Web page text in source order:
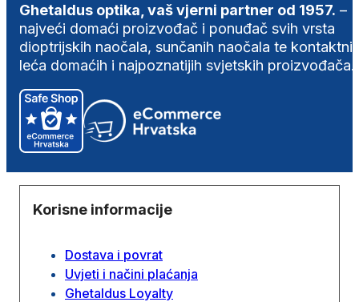
Ghetaldus optika, vaš vjerni partner od 1957. –
najveći domaći proizvođač i ponuđač svih vrsta
dioptrijskih naočala, sunčanih naočala te
leća domaćih i najpoznatijih svjetskih proizvođača.
Korisne informacije
Dostava i povrat
Uvjeti i načini plaćanja
Ghetaldus Loyalty